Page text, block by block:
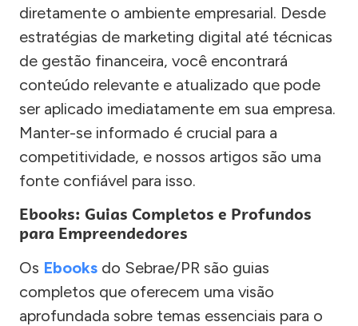
diretamente o ambiente empresarial. Desde
estratégias de marketing digital até técnicas
de gestão financeira, você encontrará
conteúdo relevante e atualizado que pode
ser aplicado imediatamente em sua empresa.
Manter-se informado é crucial para a
competitividade, e nossos artigos são uma
fonte confiável para isso.
Ebooks: Guias Completos e Profundos
para Empreendedores
Os Ebooks do Sebrae/PR são guias
completos que oferecem uma visão
aprofundada sobre temas essenciais para o